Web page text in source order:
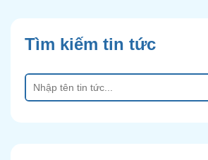
Tìm kiếm tin tức